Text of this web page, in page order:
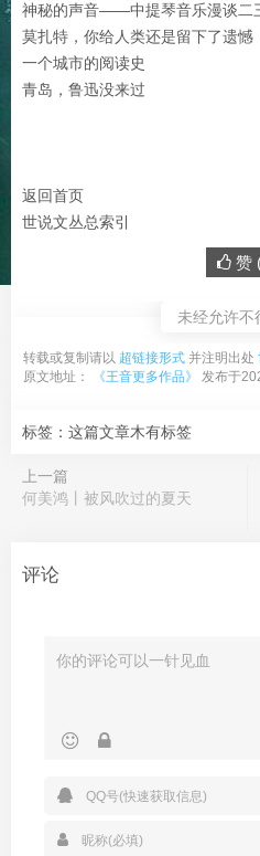
神秘的声音——中提琴音乐漫谈二
莫扎特，你给人类还是留下了遗憾
一个城市的阅读史
青岛，鲁迅没来过
返回首页
世说文丛总索引
赞
未经允许不
转载或复制请以 超链接形式 并注明出处
原文地址：
《王音更多作品》 发布于
标签：这篇文章木有标签
上一篇
何美鸿丨被风吹过的夏天
评论